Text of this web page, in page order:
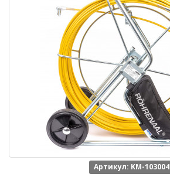
Артикул: KM-103004